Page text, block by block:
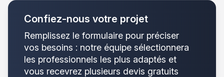
Confiez-nous votre projet
Remplissez le formulaire pour préciser
vos besoins : notre équipe sélectionnera
les professionnels les plus adaptés et
vous recevrez plusieurs devis gratuits